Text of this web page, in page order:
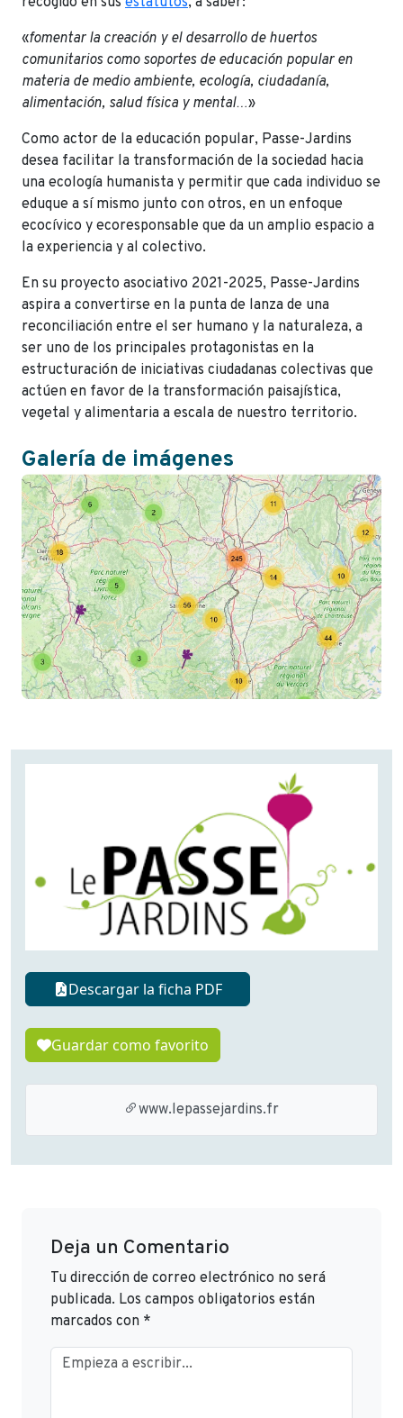
«fomentar la creación y el desarrollo de huertos
comunitarios como soportes de educación popular en
materia de medio ambiente, ecología, ciudadanía,
alimentación, salud física y mental…»
Como actor de la educación popular, Passe-Jardins
desea facilitar la transformación de la sociedad hacia
una ecología humanista y permitir que cada individuo se
eduque a sí mismo junto con otros, en un enfoque
ecocívico y ecoresponsable que da un amplio espacio a
la experiencia y al colectivo.
En su proyecto asociativo 2021-2025, Passe-Jardins
aspira a convertirse en la punta de lanza de una
reconciliación entre el ser humano y la naturaleza, a
ser uno de los principales protagonistas en la
estructuración de iniciativas ciudadanas colectivas que
actúen en favor de la transformación paisajística,
vegetal y alimentaria a escala de nuestro territorio.
Galería de imágenes
Descargar la ficha PDF
Guardar como favorito
www.lepassejardins.fr
Deja un Comentario
Tu dirección de correo electrónico no será
publicada. Los campos obligatorios están
marcados con *